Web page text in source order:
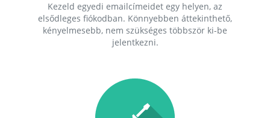
Kezeld egyedi emailcímeidet egy helyen, az
elsődleges fiókodban. Könnyebben áttekinthető,
kényelmesebb, nem szükséges többször ki-be
jelentkezni.